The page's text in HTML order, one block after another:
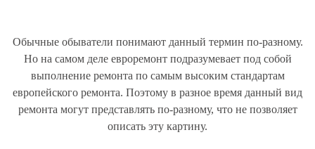
Обычные обыватели понимают данный термин по-разному.
Но на самом деле евроремонт подразумевает под собой
выполнение ремонта по самым высоким стандартам
европейского ремонта. Поэтому в разное время данный вид
ремонта могут представлять по-разному, что не позволяет
описать эту картину.